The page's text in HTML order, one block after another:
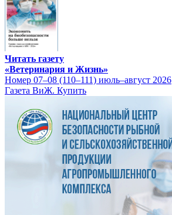
Читать газету
«Ветеринария и Жизнь»
Номер 07–08 (110–111) июль–август 2026
Газета ВиЖ. Купить